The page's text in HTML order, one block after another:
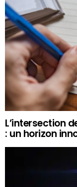
L’intersection
: un horizon